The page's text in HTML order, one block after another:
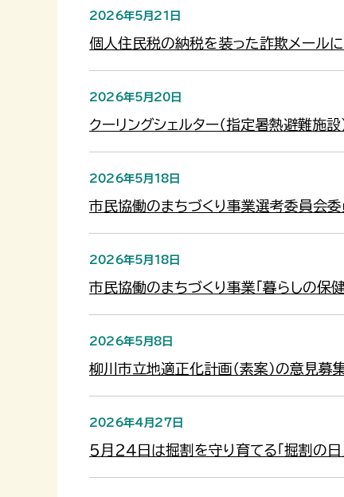
2026年5月21日
個人住民税の納税を装った詐欺メールに
2026年5月20日
クーリングシェルター（指定暑熱避難施設
2026年5月18日
市民協働のまちづくり事業選考委員会
2026年5月18日
市民協働のまちづくり事業「暮らしの保
2026年5月8日
柳川市立地適正化計画（素案）の意見募
2026年4月27日
５月２４日は掘割を守り育てる「掘割の日